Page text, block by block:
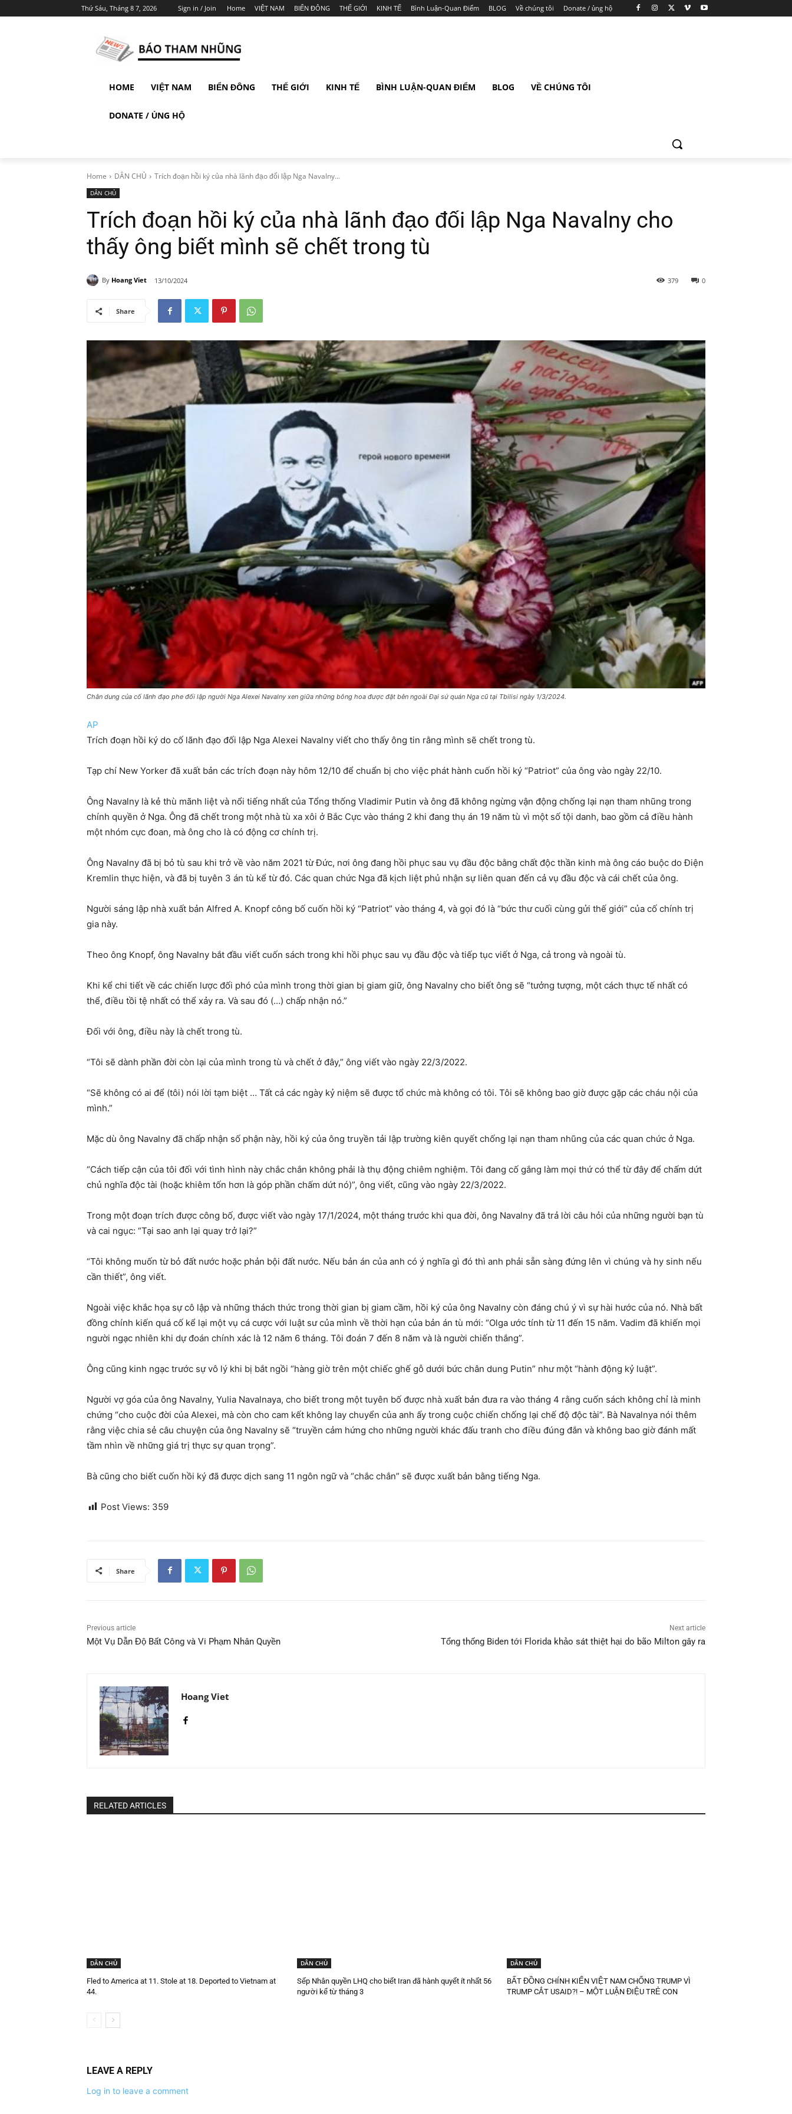
Thứ Sáu, Tháng 8 7, 2026 Sign in / Join Home VIỆT NAM BIỂN ĐÔNG THẾ GIỚI KINH TẾ Bình Luận-Quan Điểm BLOG Về chúng tôi Donate / ủng hộ
HOME VIỆT NAM BIỂN ĐÔNG THẾ GIỚI KINH TẾ BÌNH LUẬN-QUAN ĐIỂM BLOG VỀ CHÚNG TÔI
DONATE / ỦNG HỘ
Home DÂN CHỦ Trích đoạn hồi ký của nhà lãnh đạo đối lập Nga Navalny...
DÂN CHỦ
Trích đoạn hồi ký của nhà lãnh đạo đối lập Nga Navalny cho
thấy ông biết mình sẽ chết trong tù
By Hoang Viet 13/10/2024 0
379
Share
Chân dung của cố lãnh đạo phe đối lập người Nga Alexei Navalny xen giữa những bông hoa được đặt bên ngoài Đại sứ quán Nga cũ tại Tbilisi ngày 1/3/2024.
AP
Trích đoạn hồi ký do cố lãnh đạo đối lập Nga Alexei Navalny viết cho thấy ông tin rằng mình sẽ chết trong tù.
Tạp chí New Yorker đã xuất bản các trích đoạn này hôm 12/10 để chuẩn bị cho việc phát hành cuốn hồi ký “Patriot” của ông vào ngày 22/10.
Ông Navalny là kẻ thù mãnh liệt và nổi tiếng nhất của Tổng thống Vladimir Putin và ông đã không ngừng vận động chống lại nạn tham nhũng trong
chính quyền ở Nga. Ông đã chết trong một nhà tù xa xôi ở Bắc Cực vào tháng 2 khi đang thụ án 19 năm tù vì một số tội danh, bao gồm cả điều hành
một nhóm cực đoan, mà ông cho là có động cơ chính trị.
Ông Navalny đã bị bỏ tù sau khi trở về vào năm 2021 từ Đức, nơi ông đang hồi phục sau vụ đầu độc bằng chất độc thần kinh mà ông cáo buộc do Điện
Kremlin thực hiện, và đã bị tuyên 3 án tù kể từ đó. Các quan chức Nga đã kịch liệt phủ nhận sự liên quan đến cả vụ đầu độc và cái chết của ông.
Người sáng lập nhà xuất bản Alfred A. Knopf công bố cuốn hồi ký “Patriot” vào tháng 4, và gọi đó là “bức thư cuối cùng gửi thế giới” của cố chính trị
gia này.
Theo ông Knopf, ông Navalny bắt đầu viết cuốn sách trong khi hồi phục sau vụ đầu độc và tiếp tục viết ở Nga, cả trong và ngoài tù.
Khi kể chi tiết về các chiến lược đối phó của mình trong thời gian bị giam giữ, ông Navalny cho biết ông sẽ “tưởng tượng, một cách thực tế nhất có
thể, điều tồi tệ nhất có thể xảy ra. Và sau đó (…) chấp nhận nó.”
Đối với ông, điều này là chết trong tù.
“Tôi sẽ dành phần đời còn lại của mình trong tù và chết ở đây,” ông viết vào ngày 22/3/2022.
“Sẽ không có ai để (tôi) nói lời tạm biệt … Tất cả các ngày kỷ niệm sẽ được tổ chức mà không có tôi. Tôi sẽ không bao giờ được gặp các cháu nội của
mình.”
Mặc dù ông Navalny đã chấp nhận số phận này, hồi ký của ông truyền tải lập trường kiên quyết chống lại nạn tham nhũng của các quan chức ở Nga.
“Cách tiếp cận của tôi đối với tình hình này chắc chắn không phải là thụ động chiêm nghiệm. Tôi đang cố gắng làm mọi thứ có thể từ đây để chấm dứt
chủ nghĩa độc tài (hoặc khiêm tốn hơn là góp phần chấm dứt nó)”, ông viết, cũng vào ngày 22/3/2022.
Trong một đoạn trích được công bố, được viết vào ngày 17/1/2024, một tháng trước khi qua đời, ông Navalny đã trả lời câu hỏi của những người bạn tù
và cai ngục: “Tại sao anh lại quay trở lại?”
“Tôi không muốn từ bỏ đất nước hoặc phản bội đất nước. Nếu bản án của anh có ý nghĩa gì đó thì anh phải sẵn sàng đứng lên vì chúng và hy sinh nếu
cần thiết”, ông viết.
Ngoài việc khắc họa sự cô lập và những thách thức trong thời gian bị giam cầm, hồi ký của ông Navalny còn đáng chú ý vì sự hài hước của nó. Nhà bất
đồng chính kiến quá cố kể lại một vụ cá cược với luật sư của mình về thời hạn của bản án tù mới: “Olga ước tính từ 11 đến 15 năm. Vadim đã khiến mọi
người ngạc nhiên khi dự đoán chính xác là 12 năm 6 tháng. Tôi đoán 7 đến 8 năm và là người chiến thắng”.
Ông cũng kinh ngạc trước sự vô lý khi bị bắt ngồi “hàng giờ trên một chiếc ghế gỗ dưới bức chân dung Putin” như một “hành động kỷ luật”.
Người vợ góa của ông Navalny, Yulia Navalnaya, cho biết trong một tuyên bố được nhà xuất bản đưa ra vào tháng 4 rằng cuốn sách không chỉ là minh
chứng “cho cuộc đời của Alexei, mà còn cho cam kết không lay chuyển của anh ấy trong cuộc chiến chống lại chế độ độc tài”. Bà Navalnya nói thêm
rằng việc chia sẻ câu chuyện của ông Navalny sẽ “truyền cảm hứng cho những người khác đấu tranh cho điều đúng đắn và không bao giờ đánh mất
tầm nhìn về những giá trị thực sự quan trọng”.
Bà cũng cho biết cuốn hồi ký đã được dịch sang 11 ngôn ngữ và “chắc chắn” sẽ được xuất bản bằng tiếng Nga.
Post Views: 359
Share
Previous article
Một Vụ Dẫn Độ Bất Công và Vi Phạm Nhân Quyền
Next article
Tổng thống Biden tới Florida khảo sát thiệt hại do bão Milton gây ra
Hoang Viet
RELATED ARTICLES
DÂN CHỦ
Fled to America at 11. Stole at 18. Deported to Vietnam at
44.
DÂN CHỦ
Sếp Nhân quyền LHQ cho biết Iran đã hành quyết ít nhất 56
người kể từ tháng 3
DÂN CHỦ
BẤT ĐỒNG CHÍNH KIẾN VIỆT NAM CHỐNG TRUMP VÌ
TRUMP CẮT USAID?! – MỘT LUẬN ĐIỆU TRẺ CON
LEAVE A REPLY
Log in to leave a comment